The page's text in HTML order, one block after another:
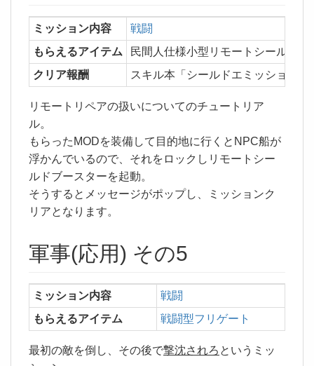
ミッション内容
戦闘
もらえるアイテム
民間人仕様小型リモートシールドブ
クリア報酬
スキル本「シールドエミッションシ
リモートリペアの扱いについてのチュートリア
ル。
もらったMODを装備して目的地に行くとNPC船が
浮かんでいるので、それをロックしリモートシー
ルドブースターを起動。
そうするとメッセージがポップし、ミッションク
リアとなります。
軍事(応用) その5
ミッション内容
戦闘
もらえるアイテム
戦闘型フリゲート
最初の敵を倒し、その後で撃沈されろ というミッ